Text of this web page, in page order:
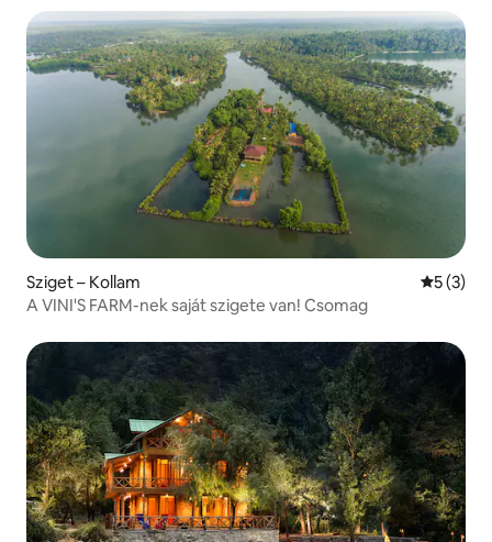
Sziget – Kollam Átlagos
5 (3)
A VINI'S FARM-nek saját szigete van! Csomag